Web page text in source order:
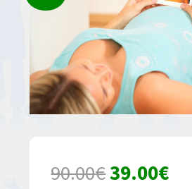
90.00€El
39.00€El